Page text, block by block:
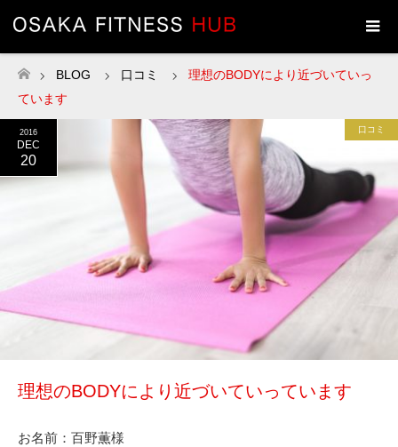
ホーム
BLOG 口コミ
理想のBODYにより近づいていっ
ています
2016
DEC
20
口コミ
理想のBODYにより近づいていっています
お名前：百野薫様